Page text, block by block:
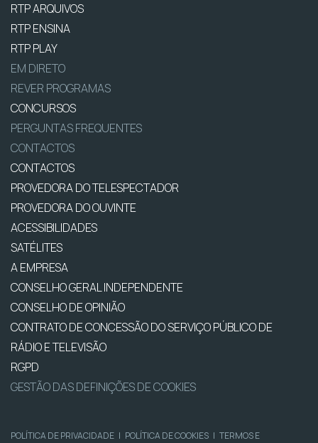
RTP ARQUIVOS
RTP ENSINA
RTP PLAY
EM DIRETO
REVER PROGRAMAS
CONCURSOS
PERGUNTAS FREQUENTES
CONTACTOS
CONTACTOS
PROVEDORA DO TELESPECTADOR
PROVEDORA DO OUVINTE
ACESSIBILIDADES
SATÉLITES
A EMPRESA
CONSELHO GERAL INDEPENDENTE
CONSELHO DE OPINIÃO
CONTRATO DE CONCESSÃO DO SERVIÇO PÚBLICO DE
RÁDIO E TELEVISÃO
RGPD
GESTÃO DAS DEFINIÇÕES DE COOKIES
POLÍTICA DE PRIVACIDADE | POLÍTICA DE COOKIES | TERMOS E